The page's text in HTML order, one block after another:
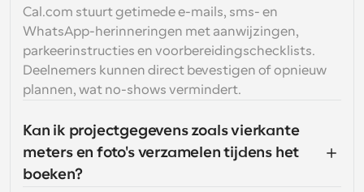
Cal.com stuurt getimede e-mails, sms- en
WhatsApp-herinneringen met aanwijzingen,
parkeerinstructies en voorbereidingschecklists.
Deelnemers kunnen direct bevestigen of opnieuw
plannen, wat no-shows vermindert.
Kan ik projectgegevens zoals vierkante
meters en foto's verzamelen tijdens het
boeken?